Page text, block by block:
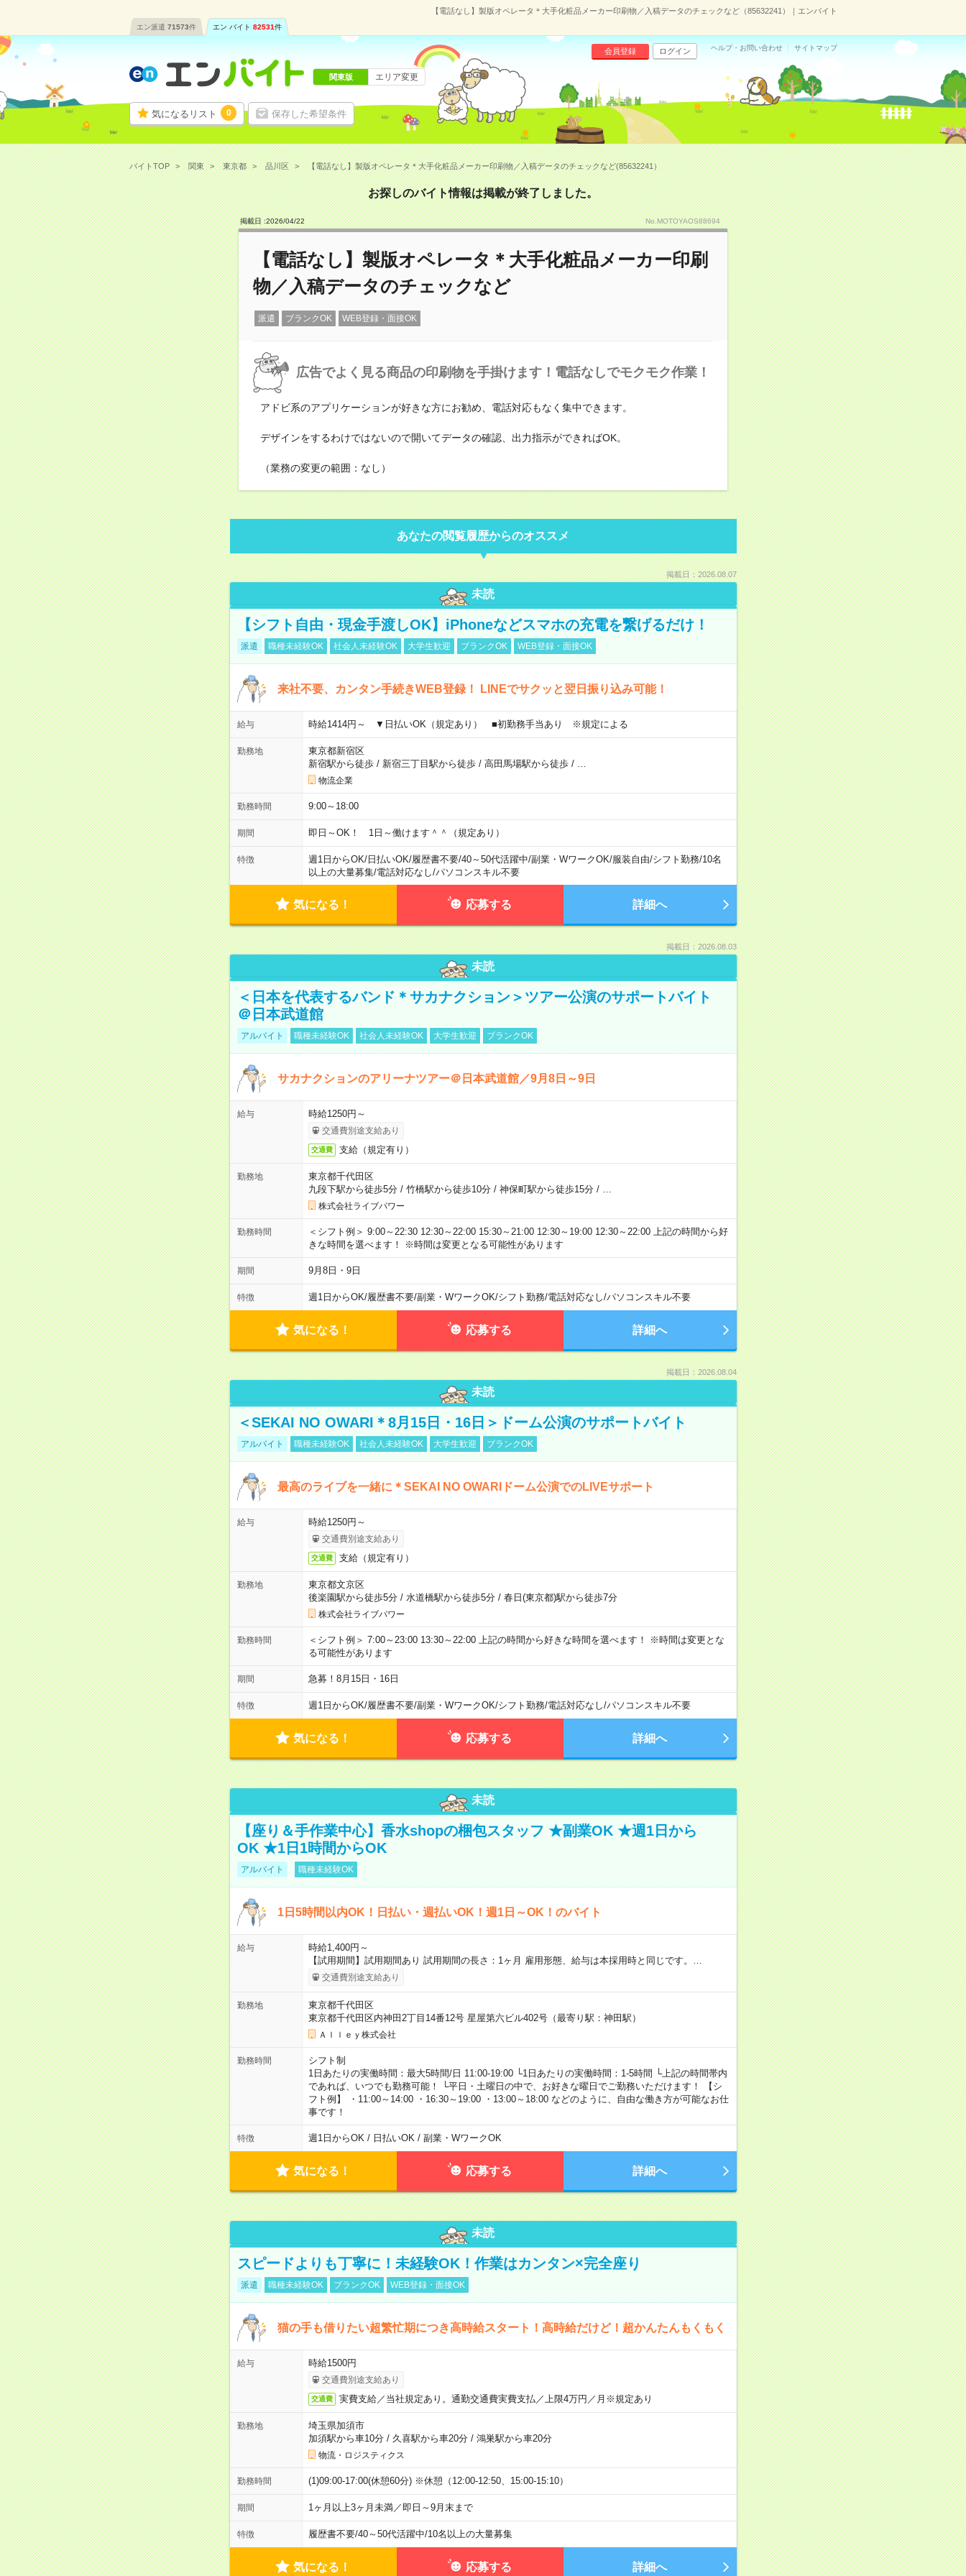
【電話なし】製版オペレータ＊大手化粧品メーカー印刷物／入稿データのチェックなど（85632241）｜エンバイト
エン派遣 71573件 エン バイト 82531件
気になるリスト 0 保存した希望条件
会員登録 ログイン ヘルプ・お問い合わせ サイトマップ
関東版 エリア変更
バイトTOP 関東 東京都 品川区 【電話なし】製版オペレータ＊大手化粧品メーカー印刷物／入稿データのチェックなど(85632241）
お探しのバイト情報は掲載が終了しました。
掲載日 :2026/04/22 No.MOTOYAOS88694
【電話なし】製版オペレータ＊大手化粧品メーカー印刷
物／入稿データのチェックなど
派遣 ブランクOK WEB登録・面接OK
広告でよく見る商品の印刷物を手掛けます！電話なしでモクモク作業！
アドビ系のアプリケーションが好きな方にお勧め、電話対応もなく集中できます。
デザインをするわけではないので開いてデータの確認、出力指示ができればOK。
（業務の変更の範囲：なし）
あなたの閲覧履歴からのオススメ
掲載日：2026.08.07
未読
【シフト自由・現金手渡しOK】iPhoneなどスマホの充電を繋げるだけ！
派遣 職種未経験OK 社会人未経験OK 大学生歓迎 ブランクOK WEB登録・面接OK
来社不要、カンタン手続きWEB登録！ LINEでサクッと翌日振り込み可能！
給与 時給1414円～ ▼日払いOK（規定あり） ■初勤務手当あり ※規定による
勤務地
東京都新宿区
新宿駅から徒歩/ 新宿三丁目駅から徒歩/ 高田馬場駅から徒歩/
物流企業
勤務時間 9:00～18:00
期間 即日～OK！ 1日～働けます＾＾（規定あり）
特徴 週1日からOK/日払いOK/履歴書不要/40～50代活躍中/副業・WワークOK/服装自由/シフト勤務/10名
以上の大量募集/電話対応なし/パソコンスキル不要
気になる！ 応募する 詳細へ
掲載日：2026.08.03
未読
＜日本を代表するバンド＊サカナクション＞ツアー公演のサポートバイト
＠日本武道館
アルバイト 職種未経験OK 社会人未経験OK 大学生歓迎 ブランクOK
サカナクションのアリーナツアー＠日本武道館／9月8日～9日
給与 時給1250円～
交通費別途支給あり
交通費 支給（規定有り）
勤務地
東京都千代田区
九段下駅から徒歩5分/ 竹橋駅から徒歩10分/ 神保町駅から徒歩15分/
株式会社ライブパワー
勤務時間
＜シフト例＞ 9:00～22:30 12:30～22:00 15:30～21:00 12:30～19:00 12:30～22:00 上記の時間から好
きな時間を選べます！ ※時間は変更となる可能性があります
期間 9月8日・9日
特徴 週1日からOK/履歴書不要/副業・WワークOK/シフト勤務/電話対応なし/パソコンスキル不要
気になる！ 応募する 詳細へ
掲載日：2026.08.04
未読
＜SEKAI NO OWARI＊8月15日・16日＞ドーム公演のサポートバイト
アルバイト 職種未経験OK 社会人未経験OK 大学生歓迎 ブランクOK
最高のライブを一緒に＊SEKAI NO OWARIドーム公演でのLIVEサポート
給与 時給1250円～
交通費別途支給あり
交通費 支給（規定有り）
勤務地
東京都文京区
後楽園駅から徒歩5分/ 水道橋駅から徒歩5分/ 春日(東京都)駅から徒歩7分
株式会社ライブパワー
勤務時間
＜シフト例＞ 7:00～23:00 13:30～22:00 上記の時間から好きな時間を選べます！ ※時間は変更とな
る可能性があります
期間 急募！8月15日・16日
特徴 週1日からOK/履歴書不要/副業・WワークOK/シフト勤務/電話対応なし/パソコンスキル不要
気になる！ 応募する 詳細へ
未読
【座り＆手作業中心】香水shopの梱包スタッフ ★副業OK ★週1日から
OK ★1日1時間からOK
アルバイト 職種未経験OK
1日5時間以内OK！日払い・週払いOK！週1日～OK！のバイト
給与
時給1,400円～
【試用期間】試用期間あり 試用期間の長さ：1ヶ月 雇用形態、給与は本採用時と同じです。…
交通費別途支給あり
勤務地
東京都千代田区
東京都千代田区内神田2丁目14番12号 星屋第六ビル402号（最寄り駅：神田駅）
Ａｌｌｅｙ株式会社
勤務時間
シフト制
1日あたりの実働時間：最大5時間/日 11:00-19:00 └1日あたりの実働時間：1-5時間 └上記の時間帯内
であれば、いつでも勤務可能！ └平日・土曜日の中で、お好きな曜日でご勤務いただけます！ 【シ
フト例】 ・11:00～14:00 ・16:30～19:00 ・13:00～18:00 などのように、自由な働き方が可能なお仕
事です！
特徴 週1日からOK / 日払いOK / 副業・WワークOK
気になる！ 応募する 詳細へ
未読
スピードよりも丁寧に！未経験OK！作業はカンタン×完全座り
派遣 職種未経験OK ブランクOK WEB登録・面接OK
猫の手も借りたい超繁忙期につき高時給スタート！高時給だけど！超かんたんもくもく
給与 時給1500円
交通費別途支給あり
交通費 実費支給／当社規定あり。通勤交通費実費支払／上限4万円／月※規定あり
勤務地
埼玉県加須市
加須駅から車10分/ 久喜駅から車20分/ 鴻巣駅から車20分
物流・ロジスティクス
勤務時間 (1)09:00-17:00(休憩60分) ※休憩（12:00-12:50、15:00-15:10）
期間 1ヶ月以上3ヶ月未満／即日～9月末まで
特徴 履歴書不要/40～50代活躍中/10名以上の大量募集
気になる！ 応募する 詳細へ